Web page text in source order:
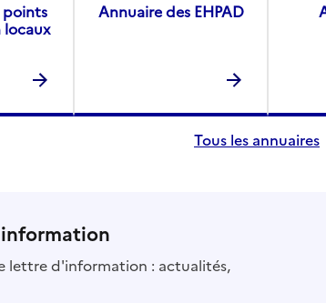
points
Annuaire des EHPAD
Tous les annuaires
lettre d'information : actualités,